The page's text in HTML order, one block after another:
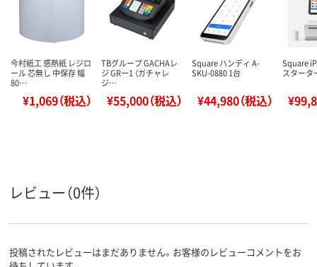
今村紙工 感熱紙 レジロ
ール 芯無し 中保存 幅
80…
¥1,069（税込）
TBグループ GACHAレ
ジ GRー1 （ガチャレ
ジ…
¥55,000（税込）
Square ハンディ A-
SKU-0880 1台
¥44,980（税込）
Square
スター
レビュー（0件）
投稿されたレビューはまだありません。お客様のレビューコメントをお